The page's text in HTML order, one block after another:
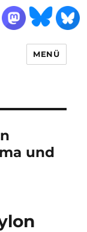
MENÜ
und